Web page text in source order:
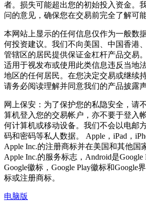
者。损失可能超出您的初始投入资金。
问的意见，确保您在交易前完全了解可
本网站上显示的任何信息仅作为一般数
何投资建议。我们不向美国、中国香港
管辖区的居民提供保证金杠杆产品交易
适用于视发布或使用此类信息违反当地
地区的任何居民。在您决定交易或继续
请务必阅读理解并同意我们的产品披露
网上保安：为了保护您的私隐安全，请
算机登入您的交易帐户，亦不要于登入
何计算机或移动设备。我们不会以电邮
码和密码等私人数据。 Apple，iPad，
Apple Inc.的注册商标并在美国和其他国
Apple Inc.的服务标志，Android是Google
Google徽标，Google Play徽标和Google
标或注册商标。
电脑版